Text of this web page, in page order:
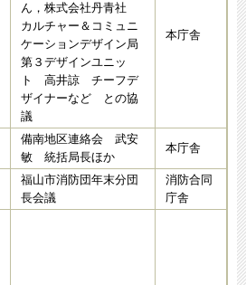
ん，株式会社丹青社
カルチャー＆コミュニ
ケーションデザイン局
第３デザインユニッ
ト 高井諒 チーフデ
ザイナーなど との協
議
本庁舎
備南地区連絡会 武安
敏 統括局長ほか
本庁舎
福山市消防団年末分団
長会議
消防合同
庁舎